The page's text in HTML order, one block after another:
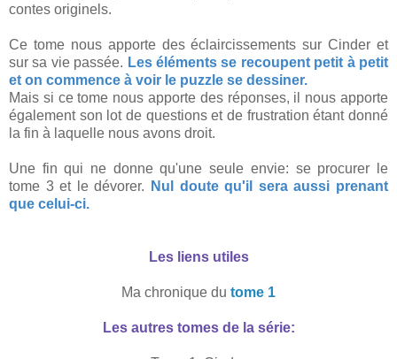
contes originels.
Ce tome nous apporte des éclaircissements sur Cinder et
sur sa vie passée. Les éléments se recoupent petit à petit
et on commence à voir le puzzle se dessiner.
Mais si ce tome nous apporte des réponses, il nous apporte
également son lot de questions et de frustration étant donné
la fin à laquelle nous avons droit.
Une fin qui ne donne qu'une seule envie: se procurer le
tome 3 et le dévorer.
Nul doute qu'il sera aussi prenant
que celui-ci.
Les liens utiles
Ma chronique du tome 1
Les autres tomes de la série: